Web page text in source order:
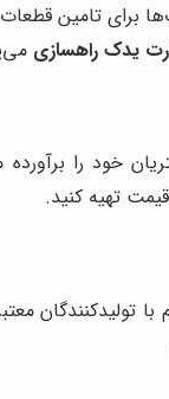
برای تامین
یدک راهسازی
خود را
تهیه کنید.